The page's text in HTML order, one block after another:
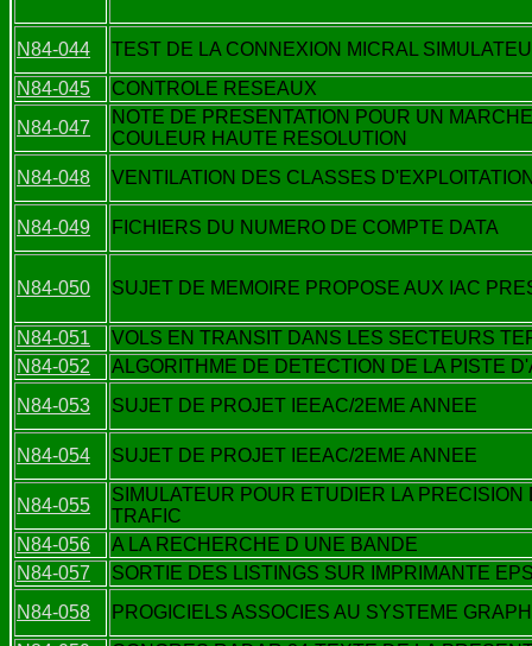
N84-044
TEST DE LA CONNEXION MICRAL
N84-045
CONTROLE RESEAUX
N84-047
NOTE DE PRESENTATION POUR UN
COULEUR HAUTE RESOLUTION
N84-048
VENTILATION DES CLASSES
N84-049 FICHIERS DU NUMERO DE COMPTE DATA
N84-050 SUJET DE MEMOIRE PROPOSE AUX IAC
N84-051
VOLS EN TRANSIT DANS LES SECTEURS
N84-052
ALGORITHME DE DETECTION DE LA PISTE
N84-053
SUJET DE PROJET IEEAC/2EME ANNEE
N84-054 SUJET DE PROJET IEEAC/2EME ANNEE
N84-055
SIMULATEUR POUR ETUDIER LA
TRAFIC
N84-056
A LA RECHERCHE D UNE BANDE
N84-057
SORTIE DES LISTINGS SUR IMPRIMANTE
N84-058
PROGICIELS ASSOCIES AU SYSTEME